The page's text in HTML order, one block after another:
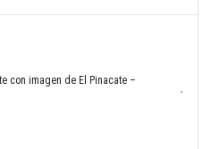
con imagen de El Pinacate –